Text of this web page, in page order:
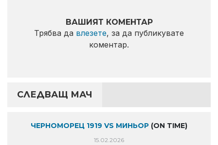
ВАШИЯТ КОМЕНТАР
Трябва да влезете, за да публикувате
коментар.
СЛЕДВАЩ МАЧ
ЧЕРНОМОРЕЦ 1919 VS МИНЬОР (ON TIME)
15.02.2026